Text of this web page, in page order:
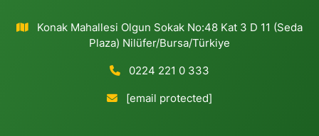
Konak Mahallesi Olgun Sokak No:48 Kat 3 D 11 (Seda
Plaza) Nilüfer/Bursa/Türkiye
0224 221 0 333
[email protected]